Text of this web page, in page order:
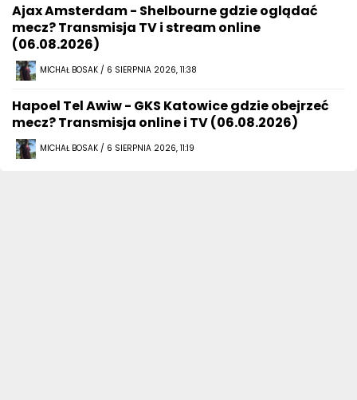
Ajax Amsterdam - Shelbourne gdzie oglądać
mecz? Transmisja TV i stream online
(06.08.2026)
MICHAŁ BOSAK / 6 SIERPNIA 2026, 11:38
Hapoel Tel Awiw - GKS Katowice gdzie obejrzeć
mecz? Transmisja online i TV (06.08.2026)
MICHAŁ BOSAK / 6 SIERPNIA 2026, 11:19